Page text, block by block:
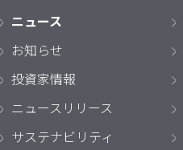
ニュース
お知らせ
投資家情報
ニュースリリース
サステナビリティ